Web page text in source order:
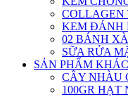
KEM ĐÁNH
02 BÁNH
SỮA RỬA
SẢN PHẨM
CÂY NHÀU
100GR HẠT